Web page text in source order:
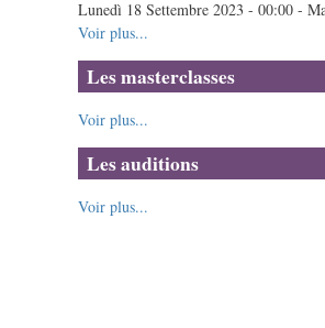
Lunedì 18 Settembre 2023 - 00:00 -
Voir plus...
Les masterclasses
Voir plus...
Les auditions
Voir plus...